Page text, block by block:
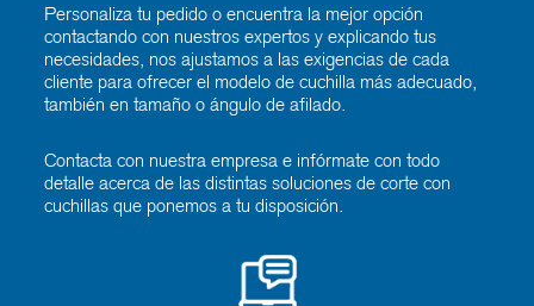
Personaliza tu pedido o encuentra la mejor opción
contactando con nuestros expertos y explicando tus
necesidades, nos ajustamos a las exigencias de cada
cliente para ofrecer el modelo de cuchilla más adecuado,
también en tamaño o ángulo de afilado.
Contacta con nuestra empresa e infórmate con todo
detalle acerca de las distintas soluciones de corte con
cuchillas que ponemos a tu disposición.